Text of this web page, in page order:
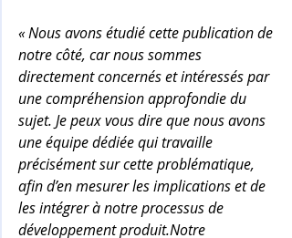
« Nous avons étudié cette publication de
notre côté, car nous sommes
directement concernés et intéressés par
une compréhension approfondie du
sujet. Je peux vous dire que nous avons
une équipe dédiée qui travaille
précisément sur cette problématique,
afin d’en mesurer les implications et de
les intégrer à notre processus de
développement produit.Notre